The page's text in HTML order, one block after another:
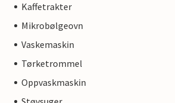
Kaffetrakter
Mikrobølgeovn
Vaskemaskin
Tørketrommel
Oppvaskmaskin